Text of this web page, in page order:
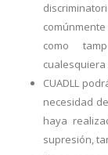
como
CUADLL
necesidad
haya
supresión,